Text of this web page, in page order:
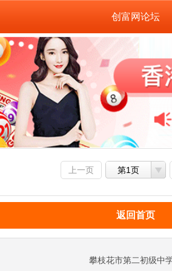
创富网论坛
上一页 第1页
返回首页
攀枝花市第二初级中